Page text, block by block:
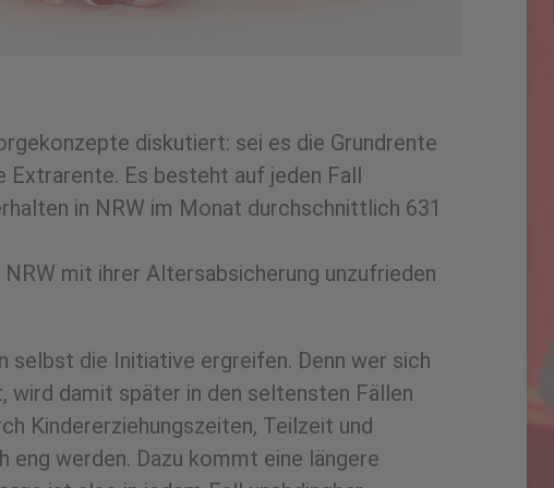
diskutiert: sei es die Grundrente
Es besteht auf jeden Fall
in NRW im Monat durchschnittlich 631
mit ihrer Altersabsicherung unzufrieden
selbst die Initiative ergreifen. Denn wer sich
wird damit später in den seltensten Fällen
Kindererziehungszeiten, Teilzeit und
werden. Dazu kommt eine längere